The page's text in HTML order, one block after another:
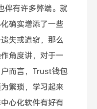
伴有许多弊端。就
确实增添了一些
失或遭窃，那么
角度讲，对于一
而言，Trust钱包
繁琐，学习起来
心化软件有好有